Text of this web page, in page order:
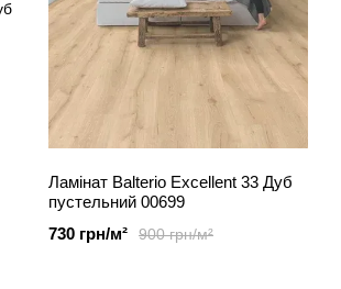
Ламінат Balterio Excellent 33 Дуб
пустельний 00699
900 грн/м²
730 грн/м²